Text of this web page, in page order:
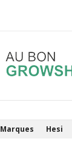
Marques Hesi